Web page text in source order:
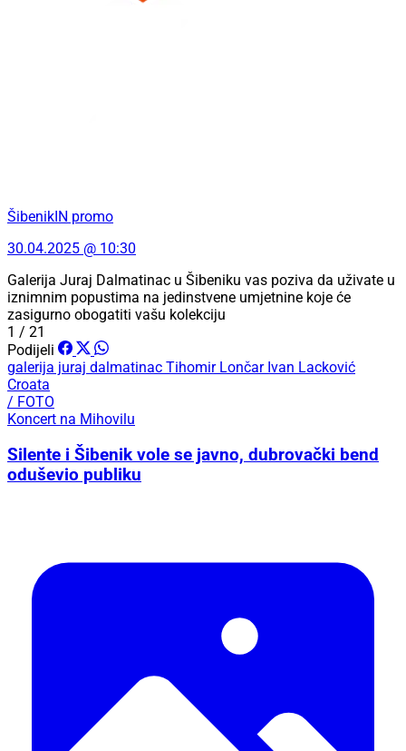
ŠibenikIN promo
30.04.2025 @ 10:30
Galerija Juraj Dalmatinac u Šibeniku vas poziva da uživate u
iznimnim popustima na jedinstvene umjetnine koje će
zasigurno obogatiti vašu kolekciju
1 / 21
Podijeli
galerija juraj dalmatinac Tihomir Lončar Ivan Lacković
Croata
/ FOTO
Koncert na Mihovilu
Silente i Šibenik vole se javno, dubrovački bend
oduševio publiku